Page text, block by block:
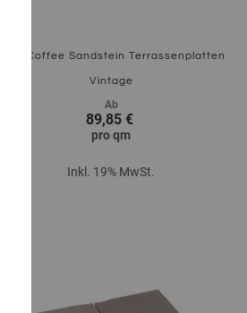
Dark Coffee Sandstein Terrassenplatten
Vintage
Ab
89,85 €
proqm
Inkl. 19% MwSt.